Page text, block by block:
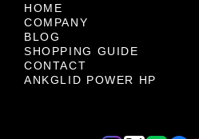
HOME
COMPANY
BLOG
SHOPPING GUIDE
CONTACT
ANKGLID POWER HP